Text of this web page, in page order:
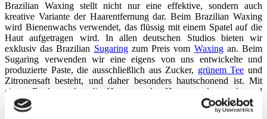
Brazilian Waxing stellt nicht nur eine effektive, sondern auch
kreative Variante der Haarentfernung dar. Beim Brazilian Waxing
wird Bienenwachs verwendet, das flüssig mit einem Spatel auf die
Haut aufgetragen wird. In allen deutschen Studios bieten wir
exklusiv das Brazilian Sugaringzum Preis vom Waxingan. Beim
Sugaring verwenden wir eine eigens von uns entwickelte und
produzierte Paste, die ausschließlich aus Zucker, grünem Tee und
Zitronensaft besteht, und daher besonders hautschonend ist. Mit
einem Ruck werden die Haare an der Haarwurzel gepackt und
entfernt. Man verspürt ein Ziepen, doch nach der ersten Behandlung
gewöhnt man sich mit jedem weiteren Termin daran.